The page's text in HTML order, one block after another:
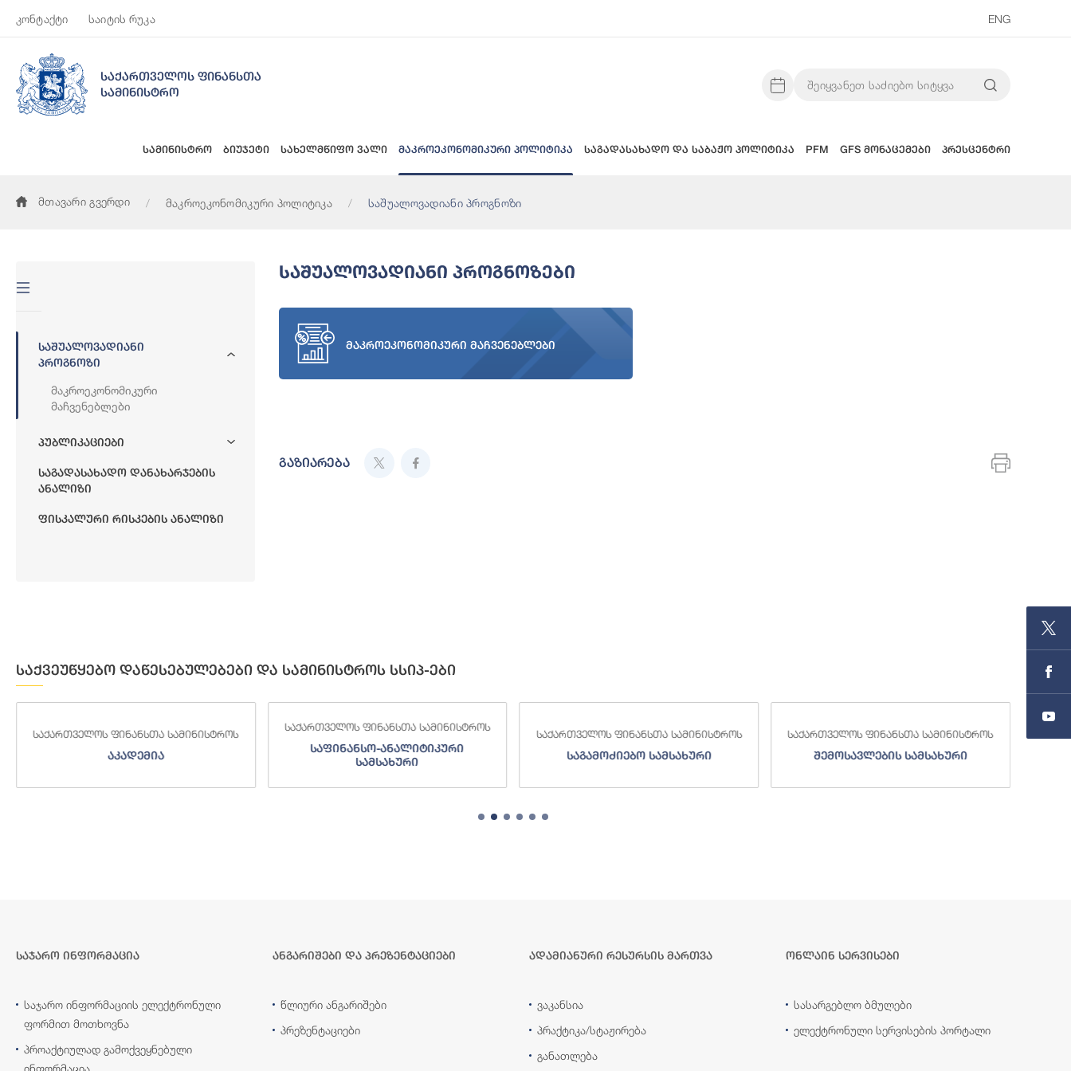
კონტაქტი საიტის რუკა ENG
საქართველოს ფინანსთა
სამინისტრო
სამინისტრო ბიუჯეტი სახელმწიფო ვალი მაკროეკონომიკური პოლიტიკა საგადასახადო და საბაჟო პოლიტიკა PFM GFS მონაცემები პრესცენტრი
მთავარი გვერდი მაკროეკონომიკური პოლიტიკა საშუალოვადიანი პროგნოზი
Საშუალოვადიანი
Პროგნოზი
Მაკროეკონომიკური
Მაჩვენებლები
Პუბლიკაციები
Საგადასახადო Დანახარჯების
Ანალიზი
Ფისკალური Რისკების Ანალიზი
Საშუალოვადიანი Პროგნოზები
მაკროეკონომიკური მაჩვენებლები
გაზიარება
საქვეუწყებო დაწესებულებები და სამინისტროს სსიპ-ები
საქართველოს ფინანსთა სამინისტროს
აკადემია
საქართველოს ფინანსთა სამინისტროს
საფინანსო-ანალიტიკური
სამსახური
საქართველოს ფინანსთა სამინისტროს
საგამოძიებო სამსახური
საქართველოს ფინანსთა სამინისტროს
შემოსავლების სამსახური
საჯარო ინფორმაცია
საჯარო ინფორმაციის ელექტრონული
ფორმით მოთხოვნა
პროაქტიულად გამოქვეყნებული
ინფორმაცია
ანგარიშები და პრეზენტაციები
წლიური ანგარიშები
პრეზენტაციები
ადამიანური რესურსის მართვა
ვაკანსია
პრაქტიკა/სტაჟირება
განათლება
ონლაინ სერვისები
სასარგებლო ბმულები
ელექტრონული სერვისების პორტალი